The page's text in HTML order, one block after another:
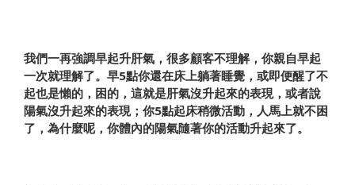
我們一再強調早起升肝氣，很多顧客不理解，你親自早起
一次就理解了。早5點你還在床上躺著睡覺，或即便醒了不
起也是懶的，困的，這就是肝氣沒升起來的表現，或者說
陽氣沒升起來的表現；你5點起床稍微活動，人馬上就不困
了，為什麼呢，你體內的陽氣隨著你的活動升起來了。